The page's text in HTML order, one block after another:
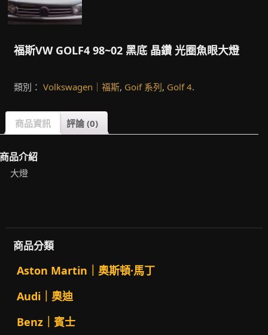
福斯VW GOLF4 98~02 黑底 晶鑽 光圈魚眼大燈
類別： Volkswagen｜福斯, Goif 系列, Golf 4.
商品資訊 評論 (0)
品介紹
大燈
商品分類
Aston Martin｜奧斯頓·馬丁
Audi｜奧迪
Benz｜賓士